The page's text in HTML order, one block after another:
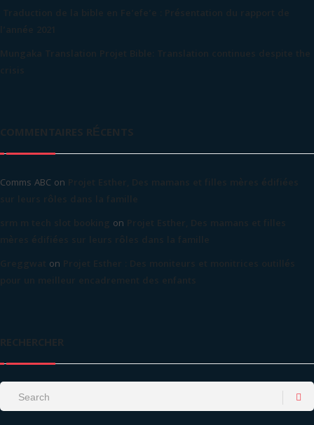
Traduction de la bible en Fe’efe’e : Présentation du rapport de
l’année 2021
Mungaka Translation Projet Bible: Translation continues despite the
COMMENTAIRES RÉCENTS
Comms ABC on Projet Esther, Des mamans et filles mères édifiées
on Projet Esther, Des mamans et filles
mères édifiées sur leurs rôles dans la famille
Greggwat
on Projet Esther : Des moniteurs et monitrices outillés
RECHERCHER